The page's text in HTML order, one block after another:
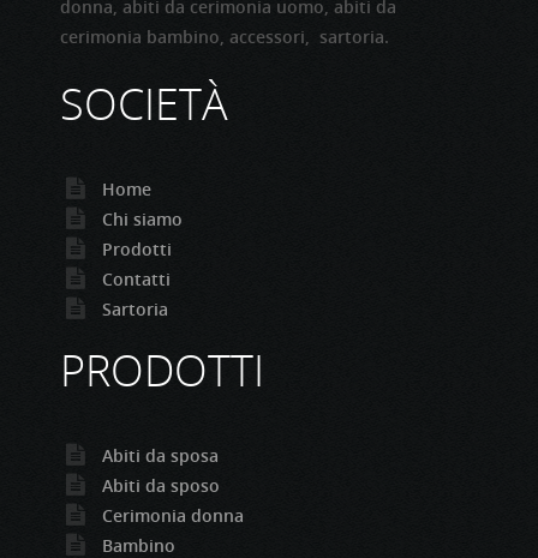
donna, abiti da cerimonia uomo, abiti da
cerimonia bambino, accessori, sartoria.
SOCIETÀ
Home
Chi siamo
Prodotti
Contatti
Sartoria
PRODOTTI
Abiti da sposa
Abiti da sposo
Cerimonia donna
Bambino